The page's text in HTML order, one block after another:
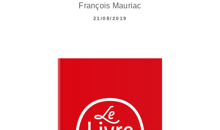
François Mauriac
21/08/2019